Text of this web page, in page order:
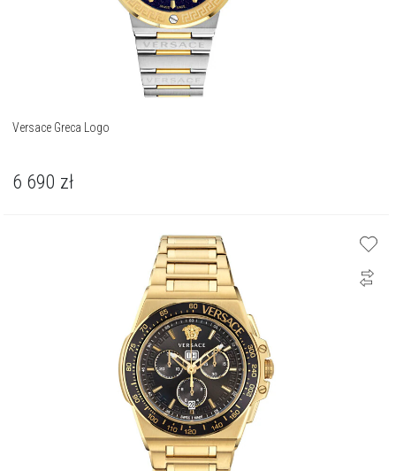
Versace Greca Logo
6 690 zł